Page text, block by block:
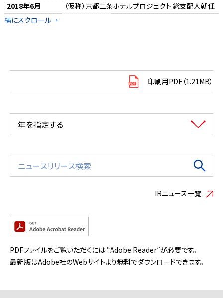
2018年6月
（仮称）京都二条ホテルプロジェクト 総支配人就任
印刷用PDF（1.21MB）
年を指定する
IRニュース一覧
PDFファイルをご覧いただくには “Adobe Reader”が必要です。
最新版はAdobe社のWebサイトより無料でダウンロードできます。